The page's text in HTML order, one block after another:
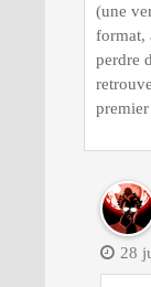
(une
format,
perdre
28